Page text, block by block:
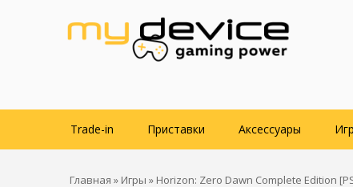
Trade-in Приставки Аксессуары
Главная » Игры » Horizon: Zero Dawn Complete Edition